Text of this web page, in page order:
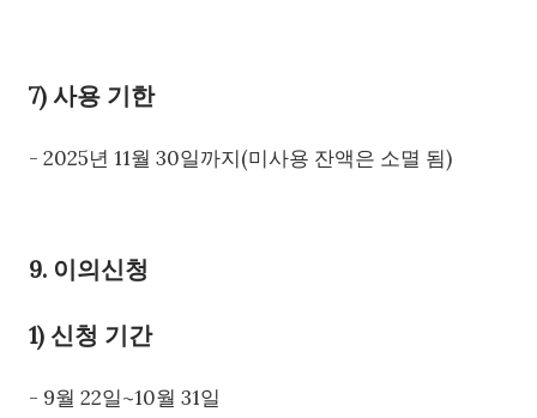
7) 사용 기한
- 2025년 11월 30일까지(미사용 잔액은 소멸 됨)
9. 이의신청
1) 신청 기간
- 9월 22일~10월 31일